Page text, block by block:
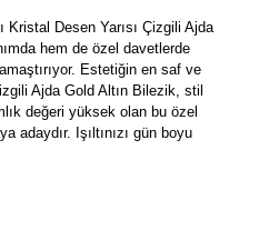
Desen Yarısı Çizgili Ajda
hem de özel davetlerde
Estetiğin en saf ve
Ajda Gold Altın Bilezik, stil
değeri yüksek olan bu özel
adaydır. Işıltınızı gün boyu